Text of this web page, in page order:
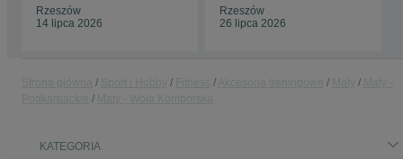
Rzeszów
14 lipca 2026
Rzeszów
26 lipca 2026
KATEGORIA